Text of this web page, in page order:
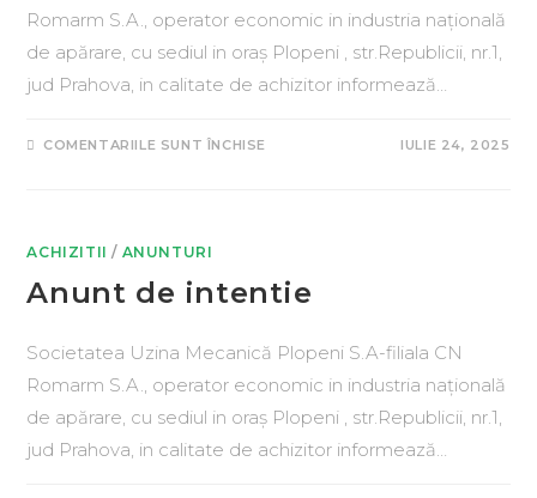
Romarm S.A., operator economic in industria națională
de apărare, cu sediul in oraș Plopeni , str.Republicii, nr.1,
jud Prahova, in calitate de achizitor informează…
COMENTARIILE SUNT ÎNCHISE IULIE 24, 2025
ACHIZITII / ANUNTURI
Anunt de intentie
Societatea Uzina Mecanică Plopeni S.A-filiala CN
Romarm S.A., operator economic in industria națională
de apărare, cu sediul in oraș Plopeni , str.Republicii, nr.1,
jud Prahova, in calitate de achizitor informează…